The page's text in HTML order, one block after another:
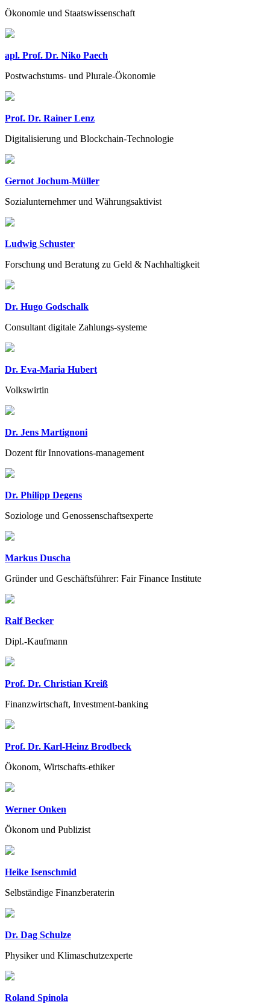
Ökonomie und Staatswissenschaft
apl. Prof. Dr. Niko Paech
Postwachstums- und Plurale-Ökonomie
Prof. Dr. Rainer Lenz
Digitalisierung und Blockchain-Technologie
Gernot Jochum-Müller
Sozialunternehmer und Währungsaktivist
Ludwig Schuster
Forschung und Beratung zu Geld & Nachhaltigkeit
Dr. Hugo Godschalk
Consultant digitale Zahlungs-systeme
Dr. Eva-Maria Hubert
Volkswirtin
Dr. Jens Martignoni
Dozent für Innovations-management
Dr. Philipp Degens
Soziologe und Genossenschaftsexperte
Markus Duscha
Gründer und Geschäftsführer: Fair Finance Institute
Ralf Becker
Dipl.-Kaufmann
Prof. Dr. Christian Kreiß
Finanzwirtschaft, Investment-banking
Prof. Dr. Karl-Heinz Brodbeck
Ökonom, Wirtschafts-ethiker
Werner Onken
Ökonom und Publizist
Heike Isenschmid
Selbständige Finanzberaterin
Dr. Dag Schulze
Physiker und Klimaschutzexperte
Roland Spinola